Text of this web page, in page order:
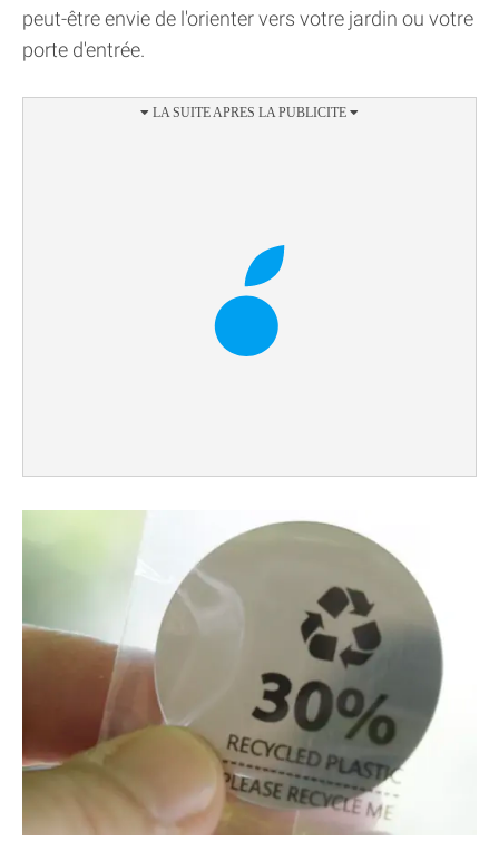
peut-être envie de l'orienter vers votre jardin ou votre
porte d'entrée.